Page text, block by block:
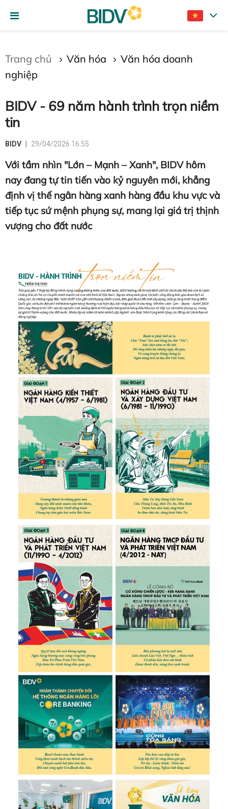
Trang chủ Văn hóa
Văn hóa doanh
nghiệp
BIDV - 69 năm hành trình trọn niềm
tin
BIDV 29/04/2026 16:55
Với tầm nhìn "Lớn – Mạnh – Xanh", BIDV hôm
nay đang tự tin tiến vào kỷ nguyên mới, khẳng
định vị thế ngân hàng xanh hàng đầu khu vực và
tiếp tục sứ mệnh phụng sự, mang lại giá trị thịnh
vượng cho đất nước
Gửi bình luận